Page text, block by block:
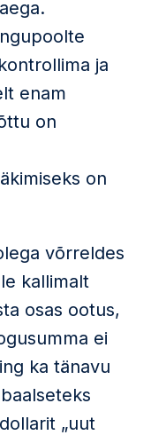
ja
enam
on
on
võrreldes
kallimalt
osas ootus,
ei
ka tänavu
„uut